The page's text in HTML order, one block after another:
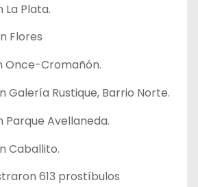
La Plata.
Flores
Once-Cromañón.
Galería Rustique, Barrio Norte.
Avellaneda.
Caballito.
613 prostíbulos